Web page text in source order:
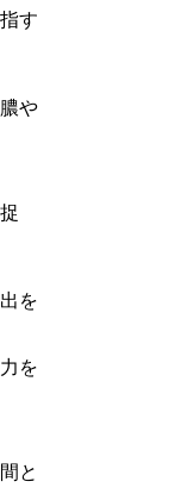
す
や
を
を
と